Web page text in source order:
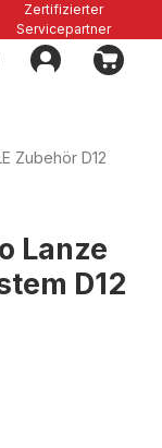
Zertifizierter
Servicepartner
Zubehör D12
Lanze
D12